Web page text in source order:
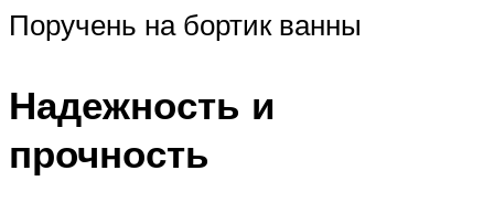
Поручень на бортик ванны
Надежность и
прочность